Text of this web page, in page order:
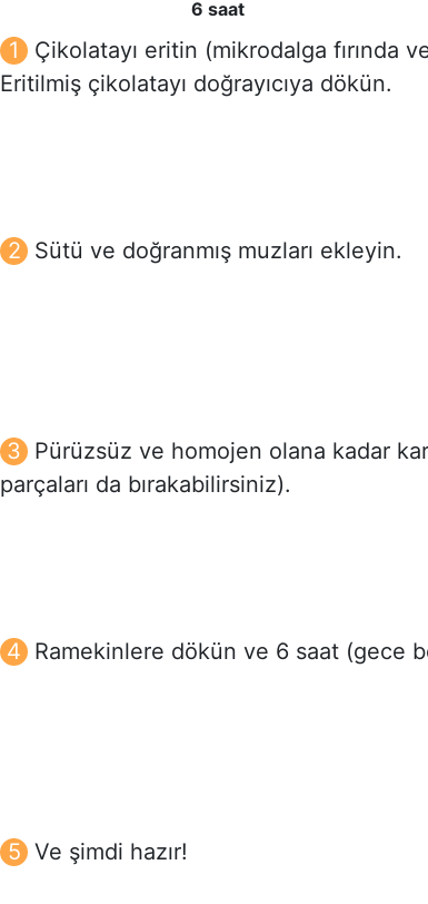
6 saat
Çikolatayı eritin (mikrodalga fırında
Eritilmiş çikolatayı doğrayıcıya dökün.
Sütü ve doğranmış muzları ekleyin.
Pürüzsüz ve homojen olana kadar
parçaları da bırakabilirsiniz).
Ramekinlere dökün ve 6 saat (gece
Ve şimdi hazır!